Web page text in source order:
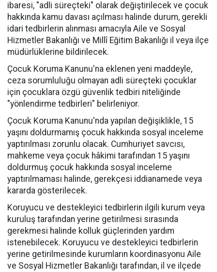
ibaresi, "adli süreçteki" olarak değiştirilecek ve çocuk
hakkında kamu davası açılması halinde durum, gerekli
idari tedbirlerin alınması amacıyla Aile ve Sosyal
Hizmetler Bakanlığı ve Millî Eğitim Bakanlığı il veya ilçe
müdürlüklerine bildirilecek.
Çocuk Koruma Kanunu'na eklenen yeni maddeyle,
ceza sorumluluğu olmayan adli süreçteki çocuklar
için çocuklara özgü güvenlik tedbiri niteliğinde
"yönlendirme tedbirleri" belirleniyor.
Çocuk Koruma Kanunu'nda yapılan değişiklikle, 15
yaşını doldurmamış çocuk hakkında sosyal inceleme
yaptırılması zorunlu olacak. Cumhuriyet savcısı,
mahkeme veya çocuk hâkimi tarafından 15 yaşını
doldurmuş çocuk hakkında sosyal inceleme
yaptırılmaması halinde, gerekçesi iddianamede veya
kararda gösterilecek.
Koruyucu ve destekleyici tedbirlerin ilgili kurum veya
kuruluş tarafından yerine getirilmesi sırasında
gerekmesi halinde kolluk güçlerinden yardım
istenebilecek. Koruyucu ve destekleyici tedbirlerin
yerine getirilmesinde kurumların koordinasyonu Aile
ve Sosyal Hizmetler Bakanlığı tarafından, il ve ilçede